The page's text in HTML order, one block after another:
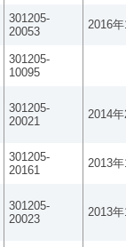
301205-
20053
2016
301205-
10095
301205-
20021
2014
301205-
20161
2013
301205-
20023
2013